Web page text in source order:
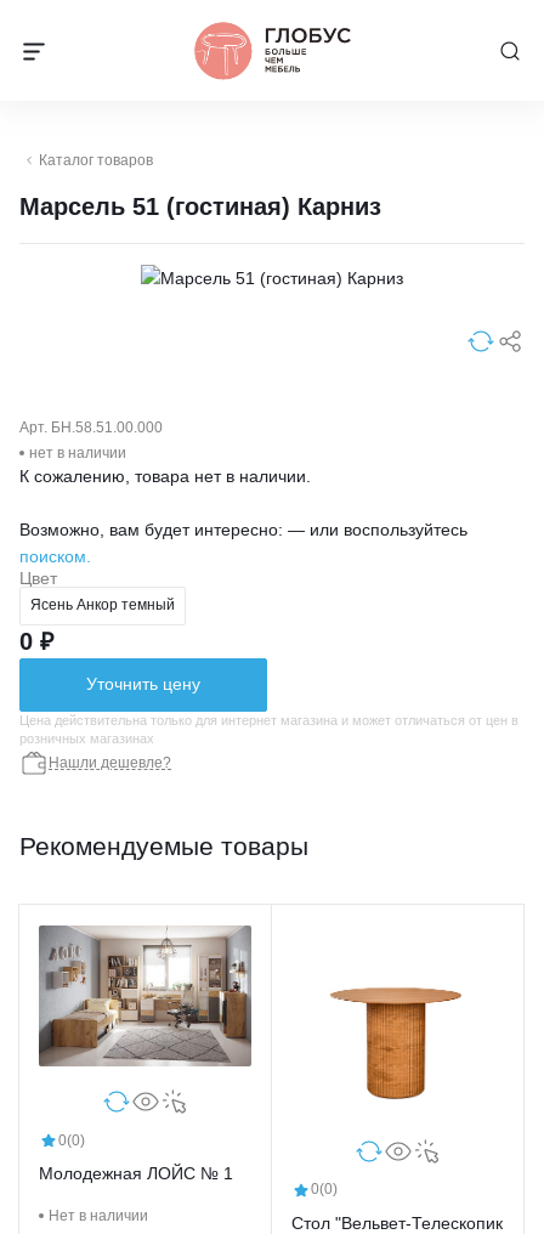
Каталог товаров
Марсель 51 (гостиная) Карниз
Арт. БН.58.51.00.000
нет в наличии
К сожалению, товара нет в наличии.
Возможно, вам будет интересно: — или воспользуйтесь
поиском.
Цвет
Ясень Анкор темный
0 ₽
Уточнить цену
Цена действительна только для интернет магазина и может отличаться от цен в
розничных магазинах
Нашли дешевле?
Рекомендуемые товары
0(0)
Молодежная ЛОЙС № 1
Нет в наличии
0(0)
Стол "Вельвет-Телескопик